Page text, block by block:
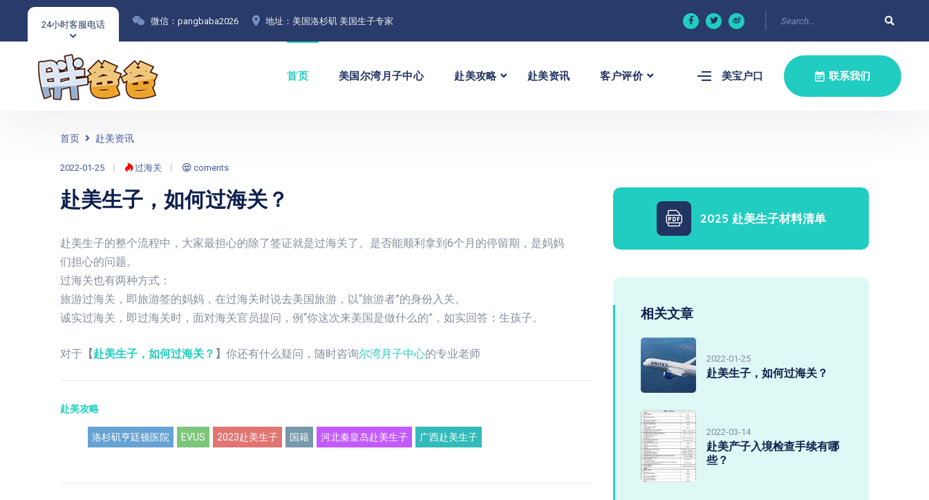
24小时客服电话 微信：pangbaba2026 地址：美国洛杉矶 美国生子专家
首页 美国尔湾月子中心 赴美攻略 赴美资讯 客户评价 美宝户口 联系我们
首页 赴美资讯
2022-01-25 过海关 coments
赴美生子，如何过海关？
赴美生子的整个流程中，大家最担心的除了签证就是过海关了。是否能顺利拿到6个月的停留期，是妈妈
们担心的问题。
过海关也有两种方式：
旅游过海关，即旅游签的妈妈，在过海关时说去美国旅游，以“旅游者”的身份入关。
诚实过海关，即过海关时，面对海关官员提问，例“你这次来美国是做什么的”，如实回答：生孩子。
对于 【赴美生子，如何过海关？ 】 你还有什么疑问，随时咨询尔湾月子中心的专业老师
赴美攻略
洛杉矶亨廷顿医院 EVUS 2023赴美生子 国籍 河北秦皇岛赴美生子 广西赴美生子
2025 赴美生子材料清单
相关文章
2022-01-25
赴美生子，如何过海关？
2022-03-14
赴美产子入境检查手续有哪
些？